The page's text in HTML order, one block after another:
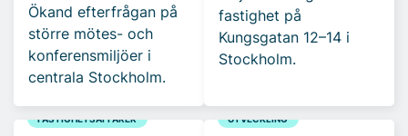
Ökand efterfrågan på
större mötes- och
konferensmiljöer i
centrala Stockholm.
fastighet på
Kungsgatan 12–14 i
Stockholm.
FASTIGHETSAFFÄRER UTVECKLING